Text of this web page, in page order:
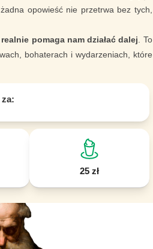
opowieść nie przetrwa bez tych,
pomaga nam działać dalej . To
bohaterach i wydarzeniach, które
25 zł